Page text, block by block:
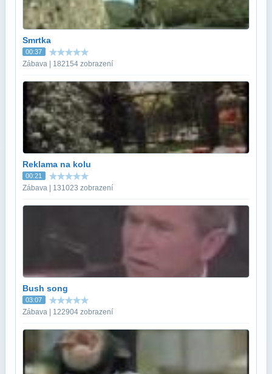
Smrtka
00:37
Zábava | 182154 zobrazení
Reklama na kolu
00:21
Zábava | 131023 zobrazení
Bush song
03:07
Zábava | 122904 zobrazení